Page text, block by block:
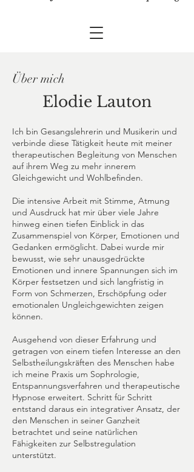
Über mich
Elodie Lauton
Ich bin Gesangslehrerin und Musikerin und
verbinde diese Tätigkeit heute mit meiner
therapeutischen Begleitung von Menschen
auf ihrem Weg zu mehr innerem
Gleichgewicht und Wohlbefinden.
Die intensive Arbeit mit Stimme, Atmung
und Ausdruck hat mir über viele Jahre
hinweg einen tiefen Einblick in das
Zusammenspiel von Körper, Emotionen und
Gedanken ermöglicht. Dabei wurde mir
bewusst, wie sehr unausgedrückte
Emotionen und innere Spannungen sich im
Körper festsetzen und sich langfristig in
Form von Schmerzen, Erschöpfung oder
emotionalen Ungleichgewichten zeigen
können.
Ausgehend von dieser Erfahrung und
getragen von einem tiefen Interesse an den
Selbstheilungskräften des Menschen habe
ich meine Praxis um Sophrologie,
Entspannungsverfahren und therapeutische
Hypnose erweitert. Schritt für Schritt
entstand daraus ein integrativer Ansatz, der
den Menschen in seiner Ganzheit
betrachtet und seine natürlichen
Fähigkeiten zur Selbstregulation
unterstützt.